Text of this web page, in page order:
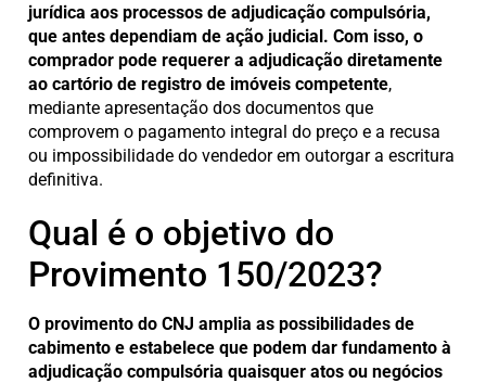
jurídica aos processos de adjudicação compulsória,
que antes dependiam de ação judicial. Com isso, o
comprador pode requerer a adjudicação diretamente
ao cartório de registro de imóveis competente,
mediante apresentação dos documentos que
comprovem o pagamento integral do preço e a recusa
ou impossibilidade do vendedor em outorgar a escritura
definitiva.
Qual é o objetivo do
Provimento 150/2023?
O provimento do CNJ amplia as possibilidades de
cabimento e estabelece que podem dar fundamento à
adjudicação compulsória quaisquer atos ou negócios